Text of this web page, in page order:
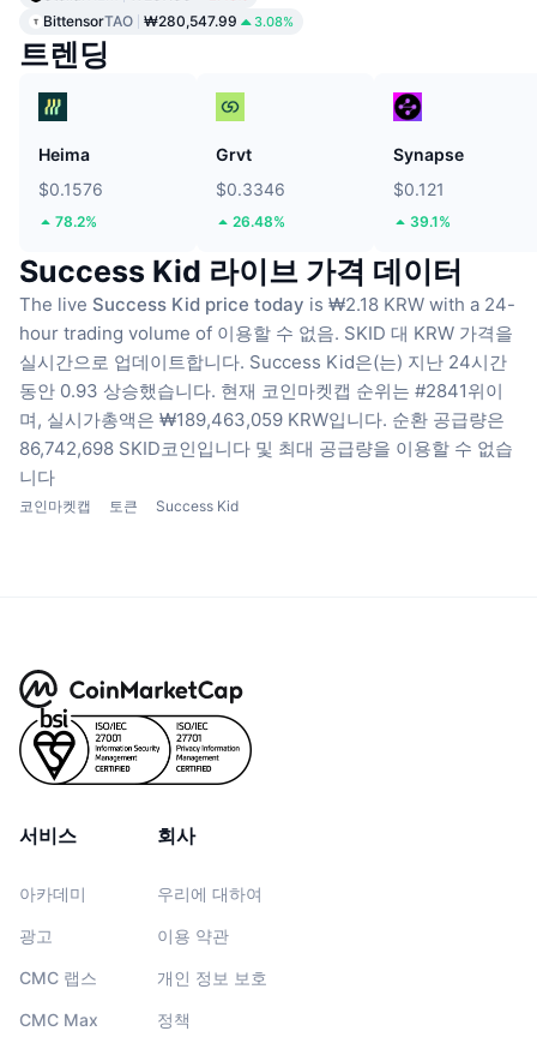
BittensorTAO ₩280,547.99 3.08%
트렌딩
Heima
$0.1576
78.2%
Grvt
$0.3346
26.48%
Synapse
$0.121
39.1%
Success Kid 라이브 가격 데이터
The live Success Kid price today is ₩2.18 KRW with a 24-
hour trading volume of 이용할 수 없음. SKID 대 KRW 가격을
실시간으로 업데이트합니다. Success Kid은(는) 지난 24시간
동안 0.93 상승했습니다. 현재 코인마켓캡 순위는 #2841위이
며, 실시가총액은 ₩189,463,059 KRW입니다. 순환 공급량은
86,742,698 SKID코인입니다 및 최대 공급량을 이용할 수 없습
니다
코인마켓캡 토큰 Success Kid
서비스
아카데미
광고
CMC 랩스
CMC Max
회사
우리에 대하여
이용 약관
개인 정보 보호
정책